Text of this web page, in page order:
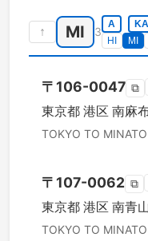
↑ MI 3
A KA
HI
MI
〒 106-0047 ⧉
東京都 港区 南麻
TOKYO TO
〒 107-0062 ⧉
東京都 港区 南青
TOKYO TO